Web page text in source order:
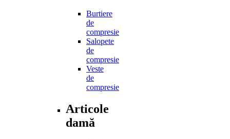
Burtiere
de
compresie
Salopete
de
compresie
Veste
de
compresie
Articole
damă